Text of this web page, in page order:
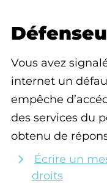
Vous avez
internet un
empêche
des services du
obtenu de
Écrire un
droits